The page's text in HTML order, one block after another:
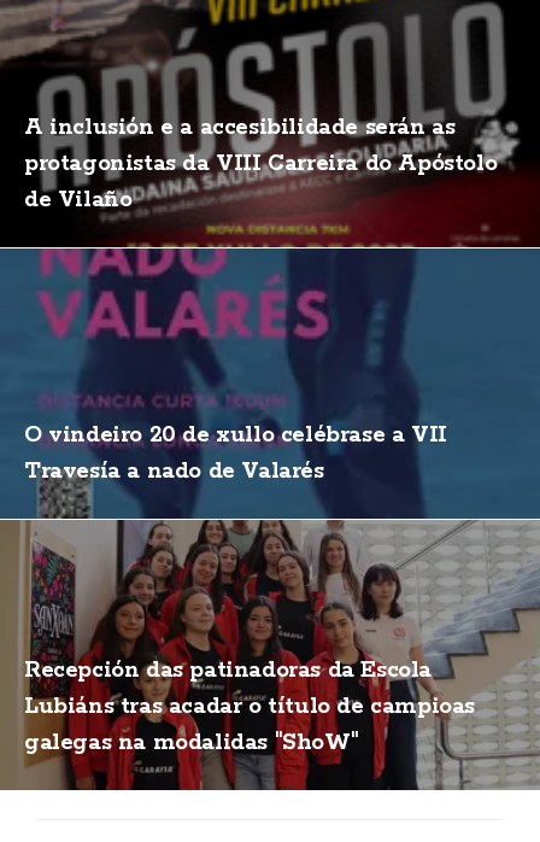
A inclusión e a accesibilidade serán as
protagonistas da VIII Carreira do Apóstolo
de Vilaño
O vindeiro 20 de xullo celébrase a VII
Travesía a nado de Valarés
Recepción das patinadoras da Escola
Lubiáns tras acadar o título de campioas
galegas na modalidas "ShoW"